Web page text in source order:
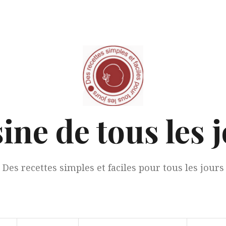
de tous les
Des recettes simples et faciles pour tous les jours